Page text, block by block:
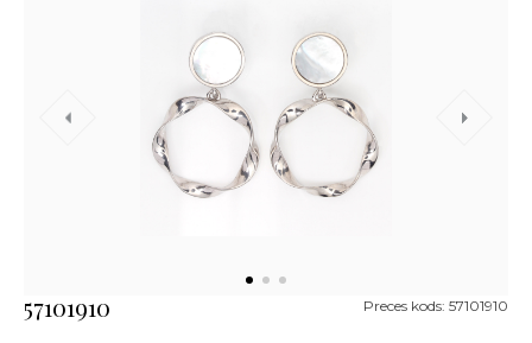
57101910 Preces kods: 57101910